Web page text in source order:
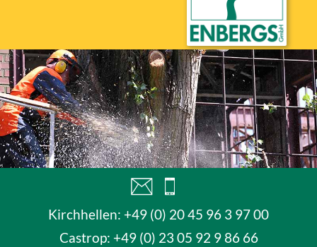
Kirchhellen: +49 (0) 20 45 96 3 97 00
Castrop: +49 (0) 23 05 92 9 86 66